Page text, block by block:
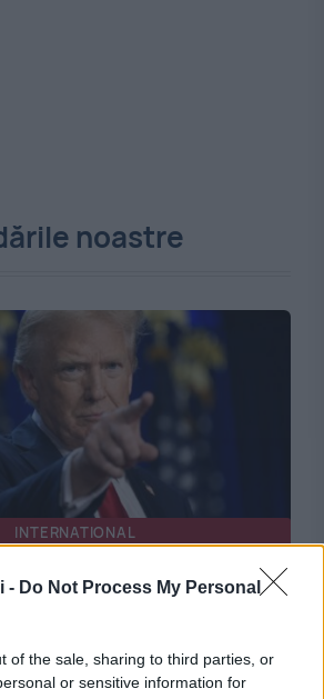
- Do Not Process My Personal
of the sale, sharing to third parties, or
or sensitive information for
noastre
INTERNATIONAL
puterea. Senatul SUA